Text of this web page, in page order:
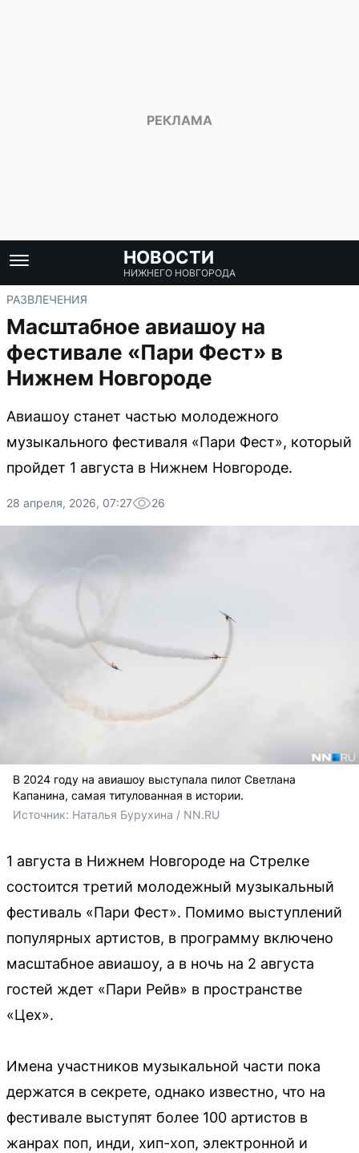
НОВОСТИ
НИЖНЕГО НОВГОРОДА
РАЗВЛЕЧЕНИЯ
Масштабное авиашоу на
фестивале «Пари Фест» в
Нижнем Новгороде
Авиашоу станет частью молодежного
музыкального фестиваля «Пари Фест», который
пройдет 1 августа в Нижнем Новгороде.
28 апреля, 2026, 07:27 26
В 2024 году на авиашоу выступала пилот Светлана
Капанина, самая титулованная в истории.
Источник: Наталья Бурухина / NN.RU
1 августа в Нижнем Новгороде на Стрелке
состоится третий молодежный музыкальный
фестиваль «Пари Фест». Помимо выступлений
популярных артистов, в программу включено
масштабное авиашоу, а в ночь на 2 августа
гостей ждет «Пари Рейв» в пространстве
«Цех».
Имена участников музыкальной части пока
держатся в секрете, однако известно, что на
фестивале выступят более 100 артистов в
жанрах поп, инди, хип-хоп, электронной и